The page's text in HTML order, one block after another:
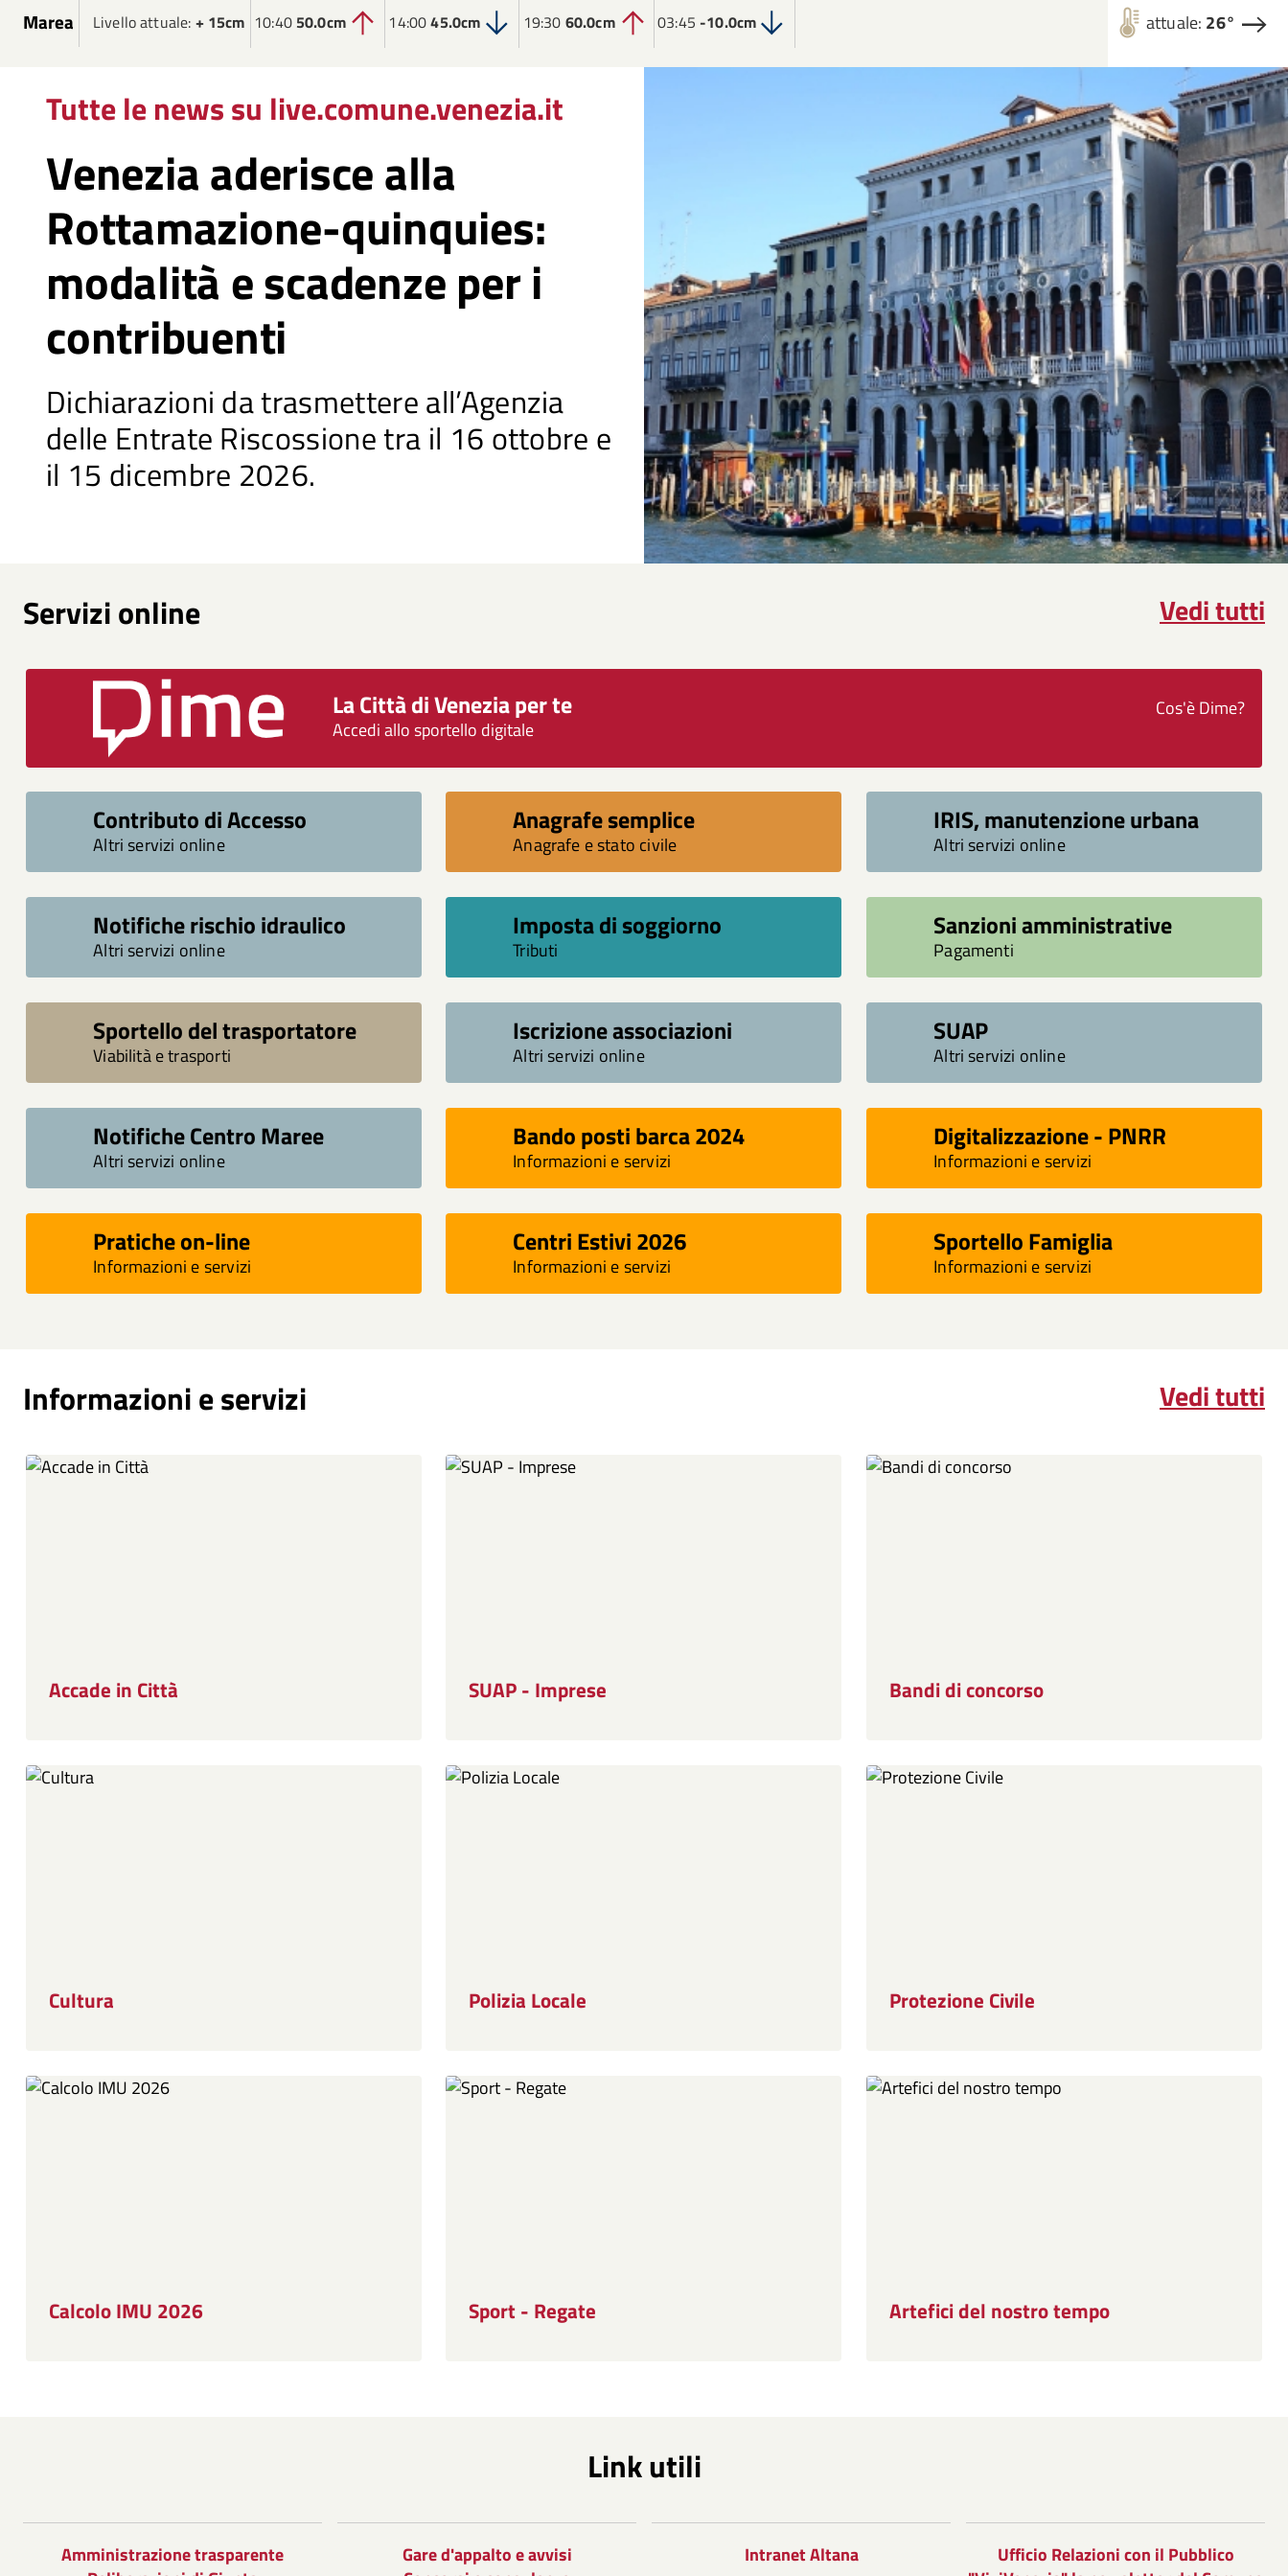
Marea Livello attuale: + 15cm 10:40 50.0cm 14:0045.0cm 19:30 60.0cm 03:45 -10.0cm attuale: 26°
Tutte le news su live.comune.venezia.it
Venezia aderisce alla
Rottamazione-quinquies:
modalità e scadenze per i
contribuenti
Dichiarazioni da trasmettere all’Agenzia
delle Entrate Riscossione tra il 16 ottobre e
il 15 dicembre 2026.
Servizi online Vedi tutti
La Città di Venezia per te
Accedi allo sportello digitale
Cos'è Dime?
Contributo di Accesso
Altri servizi online
Anagrafe semplice
Anagrafe e stato civile
IRIS, manutenzione urbana
Altri servizi online
Notifiche rischio idraulico
Altri servizi online
Imposta di soggiorno
Tributi
Sanzioni amministrative
Pagamenti
Sportello del trasportatore
Viabilità e trasporti
Iscrizione associazioni
Altri servizi online
SUAP
Altri servizi online
Notifiche Centro Maree
Altri servizi online
Bando posti barca 2024
Informazioni e servizi
Digitalizzazione - PNRR
Informazioni e servizi
Pratiche on-line
Informazioni e servizi
Centri Estivi 2026
Informazioni e servizi
Sportello Famiglia
Informazioni e servizi
Informazioni e servizi Vedi tutti
Accade in Città SUAP - Imprese Bandi di concorso
Cultura Polizia Locale Protezione Civile
Calcolo IMU 2026 Sport - Regate Artefici del nostro tempo
Link utili
Amministrazione trasparente
Gare d'appalto e avvisi
Intranet Altana
Ufficio Relazioni con il Pubblico